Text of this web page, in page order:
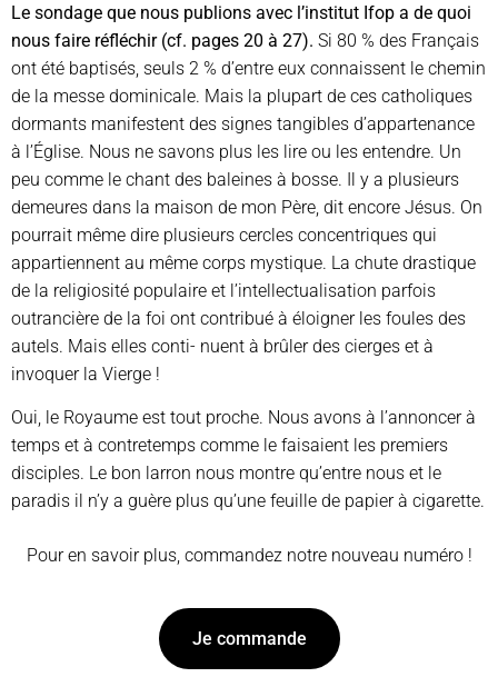
Le sondage que nous publions avec l’institut Ifop a de quoi
nous faire réfléchir (cf. pages 20 à 27). Si 80 % des Français
ont été baptisés, seuls 2 % d’entre eux connaissent le chemin
de la messe dominicale. Mais la plupart de ces catholiques
dormants manifestent des signes tangibles d’appartenance
à l’Église. Nous ne savons plus les lire ou les entendre. Un
peu comme le chant des baleines à bosse. Il y a plusieurs
demeures dans la maison de mon Père, dit encore Jésus. On
pourrait même dire plusieurs cercles concentriques qui
appartiennent au même corps mystique. La chute drastique
de la religiosité populaire et l’intellectualisation parfois
outrancière de la foi ont contribué à éloigner les foules des
autels. Mais elles conti- nuent à brûler des cierges et à
invoquer la Vierge !
Oui, le Royaume est tout proche. Nous avons à l’annoncer à
temps et à contretemps comme le faisaient les premiers
disciples. Le bon larron nous montre qu’entre nous et le
paradis il n’y a guère plus qu’une feuille de papier à cigarette.
Pour en savoir plus, commandez notre nouveau numéro !
Je commande